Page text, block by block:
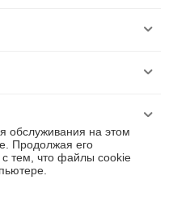
обслуживания на этом
Продолжая его
с тем, что файлы cookie